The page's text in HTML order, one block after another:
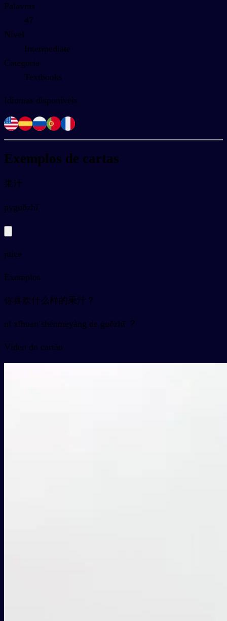
Palavras
47
Nível
Intermediate
Categoria
Textbooks
Idiomas disponíveis
Exemplos de cartas
果汁
pyguǒzhī
juice
Exemplos
你喜欢什么样的果汁？
nǐ xǐhuan shénmeyàng de guǒzhī ？
Vídeo do cartão